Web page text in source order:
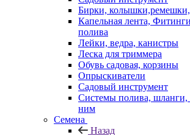
Бирки, колышки,ремешки,
Капельная лента,
полива
Лейки, ведра, канистры
Леска для триммера
Обувь садовая, корзины
Опрыскиватели
Садовый инструмент
Системы полива,
ним
Семена
Назад